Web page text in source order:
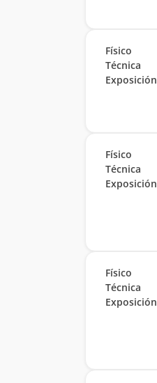
Físico
Técnica
Exposición
Físico
Técnica
Exposición
Físico
Técnica
Exposición